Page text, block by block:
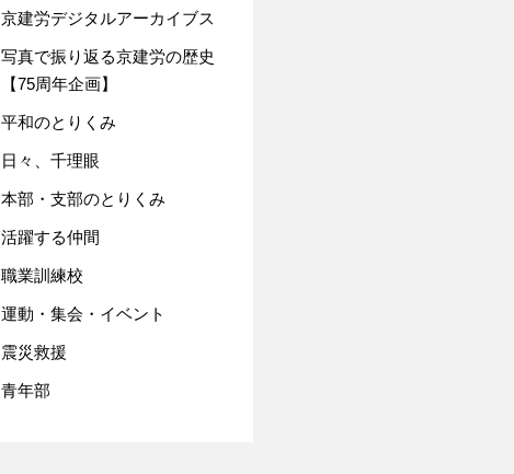
京建労デジタルアーカイブス
写真で振り返る京建労の歴史
【75周年企画】
平和のとりくみ
日々、千理眼
本部・支部のとりくみ
活躍する仲間
職業訓練校
運動・集会・イベント
震災救援
青年部